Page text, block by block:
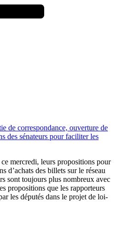
de correspondance, ouverture de
des sénateurs pour faciliter les
mercredi, leurs propositions pour
d’achats des billets sur le réseau
sont toujours plus nombreux avec
propositions que les rapporteurs
les députés dans le projet de loi-